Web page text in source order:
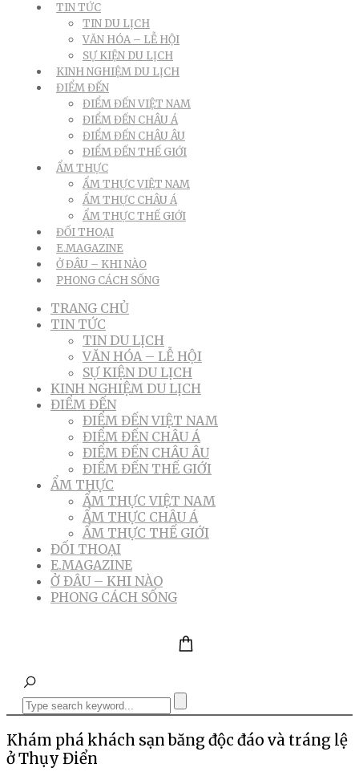
TIN TỨC
TIN DU LỊCH
VĂN HÓA – LỄ HỘI
SỰ KIỆN DU LỊCH
KINH NGHIỆM DU LỊCH
ĐIỂM ĐẾN
ĐIỂM ĐẾN VIỆT NAM
ĐIỂM ĐẾN CHÂU Á
ĐIỂM ĐẾN CHÂU ÂU
ĐIỂM ĐẾN THẾ GIỚI
ẨM THỰC
ẨM THỰC VIỆT NAM
ẨM THỰC CHÂU Á
ẨM THỰC THẾ GIỚI
ĐỐI THOẠI
E.MAGAZINE
Ở ĐÂU – KHI NÀO
PHONG CÁCH SỐNG
TRANG CHỦ
TIN TỨC
TIN DU LỊCH
VĂN HÓA – LỄ HỘI
SỰ KIỆN DU LỊCH
KINH NGHIỆM DU LỊCH
ĐIỂM ĐẾN
ĐIỂM ĐẾN VIỆT NAM
ĐIỂM ĐẾN CHÂU Á
ĐIỂM ĐẾN CHÂU ÂU
ĐIỂM ĐẾN THẾ GIỚI
ẨM THỰC
ẨM THỰC VIỆT NAM
ẨM THỰC CHÂU Á
ẨM THỰC THẾ GIỚI
ĐỐI THOẠI
E.MAGAZINE
Ở ĐÂU – KHI NÀO
PHONG CÁCH SỐNG
Khám phá khách sạn băng độc đáo và tráng lệ
ở Thụy Điển